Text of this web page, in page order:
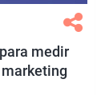
medir